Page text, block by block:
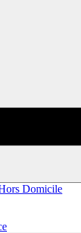
Domicile